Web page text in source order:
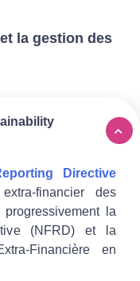
la gestion des
Directive
financier des
la
(NFRD) et la
Financière en